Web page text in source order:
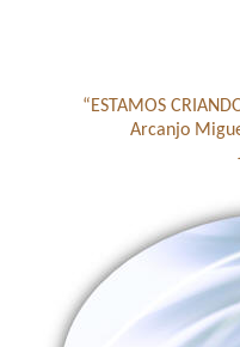
“ESTAMOS
Arcanjo